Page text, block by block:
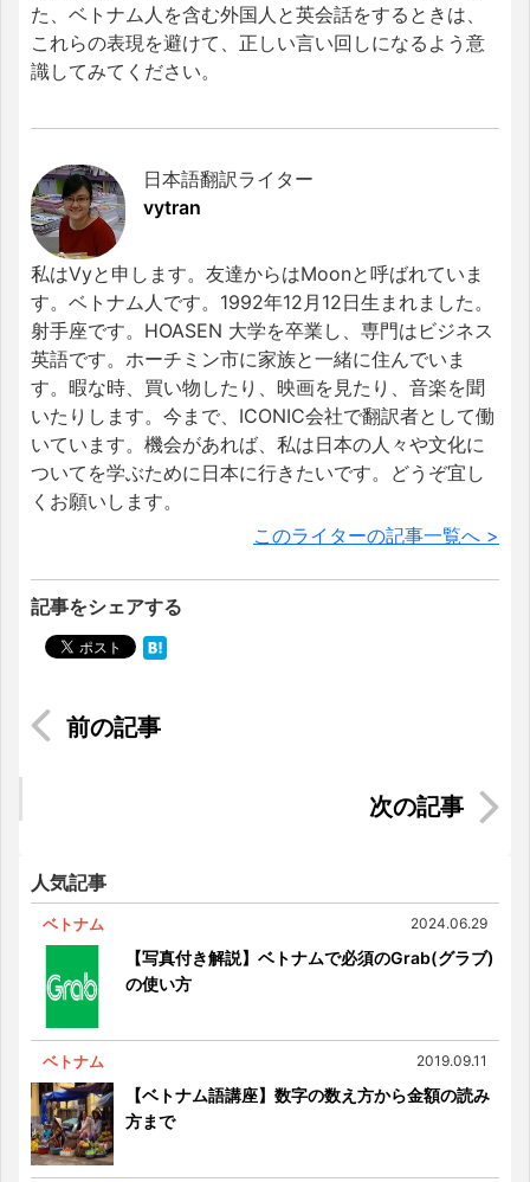
た、ベトナム人を含む外国人と英会話をするときは、
これらの表現を避けて、正しい言い回しになるよう意
識してみてください。
日本語翻訳ライター
vytran
私はVyと申します。友達からはMoonと呼ばれていま
す。ベトナム人です。1992年12月12日生まれました。
射手座です。HOASEN 大学を卒業し、専門はビジネス
英語です。ホーチミン市に家族と一緒に住んでいま
す。暇な時、買い物したり、映画を見たり、音楽を聞
いたりします。今まで、ICONIC会社で翻訳者として働
いています。機会があれば、私は日本の人々や文化に
ついてを学ぶために日本に行きたいです。どうぞ宜し
くお願いします。
このライターの記事一覧へ >
記事をシェアする
日本にいるベトナム人留学生が抱えている悩みと
【マレーシア法務ブログ】第13回：商標登録の出
人気記事
ベトナム 2024.06.29
【写真付き解説】ベトナムで必須のGrab(グラブ)
の使い方
ベトナム 2019.09.11
【ベトナム語講座】数字の数え方から金額の読み
方まで